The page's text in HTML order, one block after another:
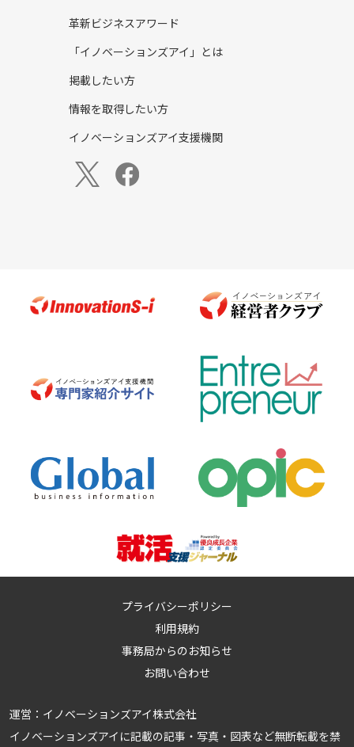
革新ビジネスアワード
「イノベーションズアイ」とは
掲載したい方
情報を取得したい方
イノベーションズアイ支援機関
プライバシーポリシー
利用規約
事務局からのお知らせ
お問い合わせ
運営： イノベーションズアイ株式会社
イノベーションズアイに記載の記事・写真・図表など無断転載を禁